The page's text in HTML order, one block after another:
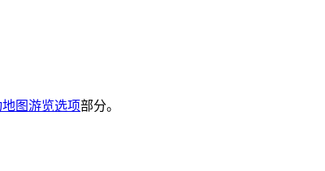
图游览选项部分。